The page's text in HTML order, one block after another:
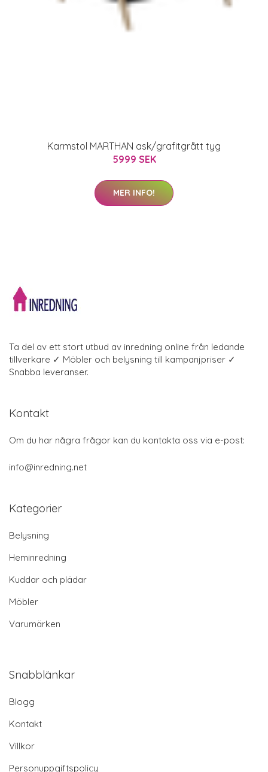
Karmstol MARTHAN ask/grafitgrått tyg
5999 SEK
MER INFO!
Ta del av ett stort utbud av inredning online från ledande
tillverkare ✓ Möbler och belysning till kampanjpriser ✓
Snabba leveranser.
Kontakt
Om du har några frågor kan du kontakta oss via e-post:
info@inredning.net
Kategorier
Belysning
Heminredning
Kuddar och plädar
Möbler
Varumärken
Snabblänkar
Blogg
Kontakt
Villkor
Personuppgiftspolicy